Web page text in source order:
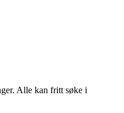
Alle kan fritt søke i